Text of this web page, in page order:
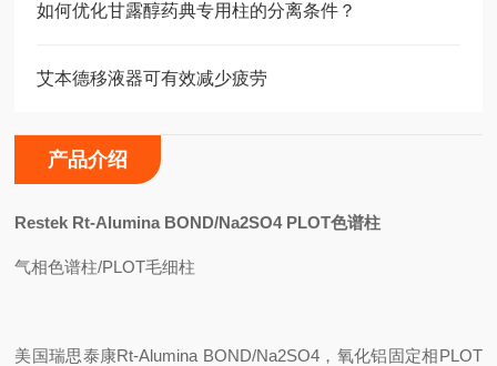
如何优化甘露醇药典专用柱的分离条件？
艾本德移液器可有效减少疲劳
产品介绍
Restek Rt-Alumina BOND/Na2SO4 PLOT色谱柱
气相色谱柱/PLOT毛细柱
美国瑞思泰康Rt-Alumina BOND/Na2SO4，氧化铝固定相PLOT